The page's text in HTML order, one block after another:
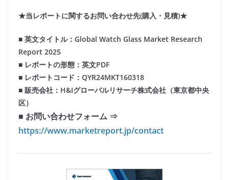
★当レポートに関するお問い合わせ先(購入・見積)★
■ 英文タイトル：Global Watch Glass Market Research
Report 2025
■ レポートの形態：英文PDF
■ レポートコード：QYR24MKT160318
■ 販売会社：H&Iグローバルリサーチ株式会社（東京都中央
区）
■ お問い合わせフォーム ⇒
https://www.marketreport.jp/contact